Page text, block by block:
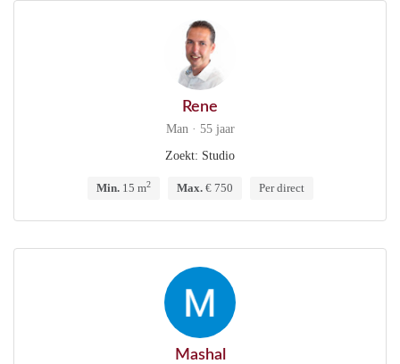
Rene
Man · 55 jaar
Zoekt: Studio
Min.15 m2 Max.€ 750 Per direct
Mashal